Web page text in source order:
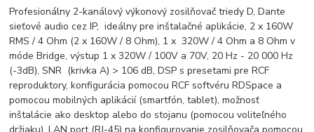
Profesionálny 2-kanálový výkonový zosilňovač triedy D, Dante
sieťové audio cez IP, ideálny pre inštalačné aplikácie, 2 x 160W
RMS / 4 Ohm (2 x 160W / 8 Ohm), 1 x 320W / 4 Ohm a 8 Ohm v
móde Bridge, výstup 1 x 320W / 100V a 70V, 20 Hz - 20 000 Hz
(-3dB), SNR (krivka A) > 106 dB, DSP s presetami pre RCF
reproduktory, konfigurácia pomocou RCF softvéru RDSpace a
pomocou mobilných aplikácií (smartfón, tablet), možnosť
inštalácie ako desktop alebo do stojanu (pomocou voliteľného